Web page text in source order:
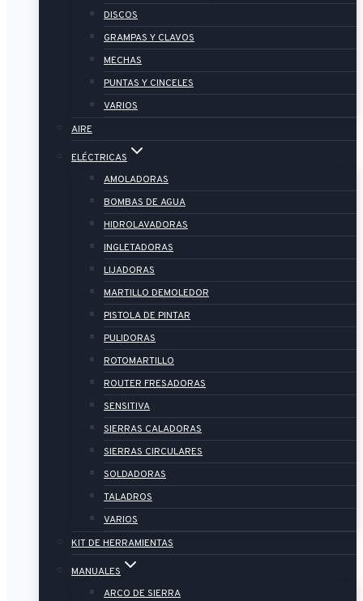
DISCOS
GRAMPAS Y CLAVOS
MECHAS
PUNTAS Y CINCELES
VARIOS
AIRE
ELÉCTRICAS
AMOLADORAS
BOMBAS DE AGUA
HIDROLAVADORAS
INGLETADORAS
LIJADORAS
MARTILLO DEMOLEDOR
PISTOLA DE PINTAR
PULIDORAS
ROTOMARTILLO
ROUTER FRESADORAS
SENSITIVA
SIERRAS CALADORAS
SIERRAS CIRCULARES
SOLDADORAS
TALADROS
VARIOS
KIT DE HERRAMIENTAS
MANUALES
ARCO DE SIERRA